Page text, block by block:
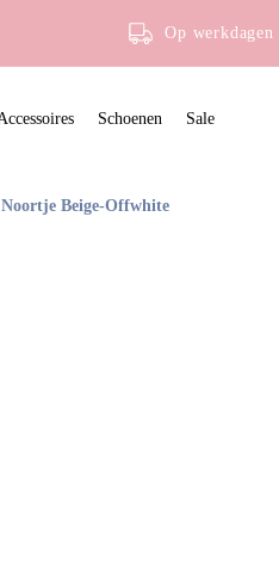
Op werkdagen
Schoenen Sale
Noortje Beige-Offwhite